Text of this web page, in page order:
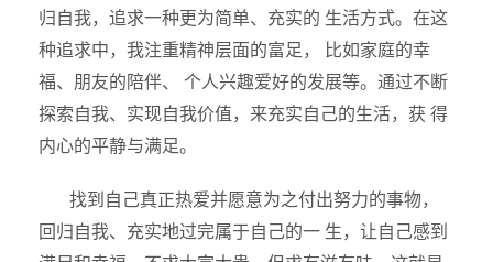
归自我，追求一种更为简单、充实的 生活方式。在这
种追求中，我注重精神层面的富足， 比如家庭的幸
福、朋友的陪伴、 个人兴趣爱好的发展等。通过不断
探索自我、实现自我价值，来充实自己的生活，获 得
内心的平静与满足。
找到自己真正热爱并愿意为之付出努力的事物，
回归自我、充实地过完属于自己的一 生，让自己感到